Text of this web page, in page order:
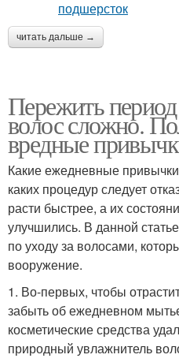
читать дальше →
Пережить
волос сложно.
вредные
Какие ежедневные
каких процедур следует
расти быстрее, а их
улучшились. В данной
по уходу за волосами,
вооружение.
1. Во-первых, чтобы
забыть об ежедневном
косметические средства
природный увлажнитель